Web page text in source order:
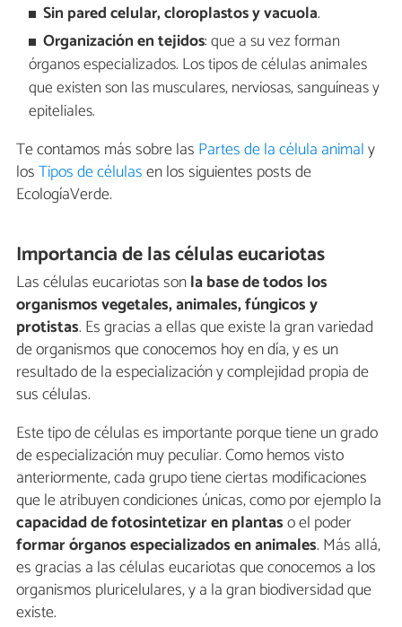
Sin pared celular, cloroplastos y vacuola.
Organización en tejidos: que a su vez forman
órganos especializados. Los tipos de células animales
que existen son las musculares, nerviosas, sanguíneas y
epiteliales.
Te contamos más sobre las Partes de la célula animaly
losTipos de célulasen los siguientes posts de
EcologíaVerde.
Importancia de las células eucariotas
Las células eucariotas sonla base de todos los
organismos vegetales, animales, fúngicos y
protistas. Es gracias a ellas que existe la gran variedad
de organismos que conocemos hoy en día, y es un
resultado de la especialización y complejidad propia de
sus células.
Este tipo de células es importante porque tiene un grado
de especialización muy peculiar. Como hemos visto
anteriormente, cada grupo tiene ciertas modificaciones
que le atribuyen condiciones únicas, como por ejemplo la
capacidad de fotosintetizar en plantaso el poder
formar órganos especializados en animales. Más allá,
es gracias a las células eucariotas que conocemos a los
organismos pluricelulares, y a la gran biodiversidad que
existe.